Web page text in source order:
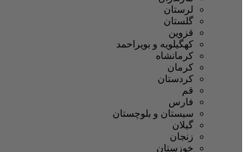
لرستان
گلستان
قزوین
کهگیلویه و بویراحمد
کرمانشاه
کرمان
کردستان
قم
فارس
سیستان و بلوچستان
گیلان
زنجان
خوزستان